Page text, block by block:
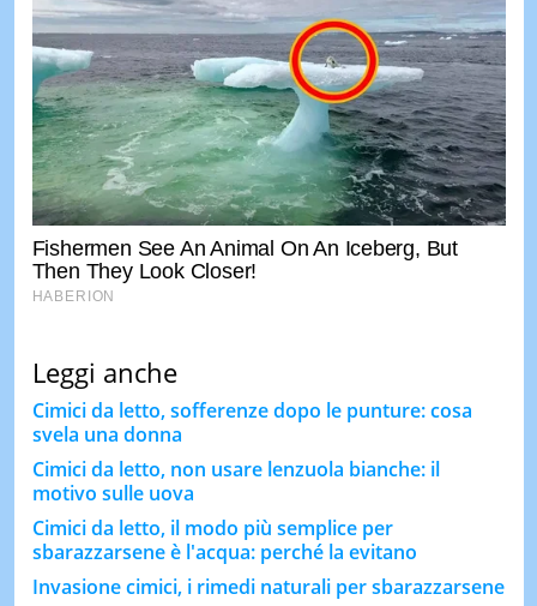
Leggi anche
Cimici da letto, sofferenze dopo le punture: cosa
svela una donna
Cimici da letto, non usare lenzuola bianche: il
motivo sulle uova
Cimici da letto, il modo più semplice per
sbarazzarsene è l'acqua: perché la evitano
Invasione cimici, i rimedi naturali per sbarazzarsene